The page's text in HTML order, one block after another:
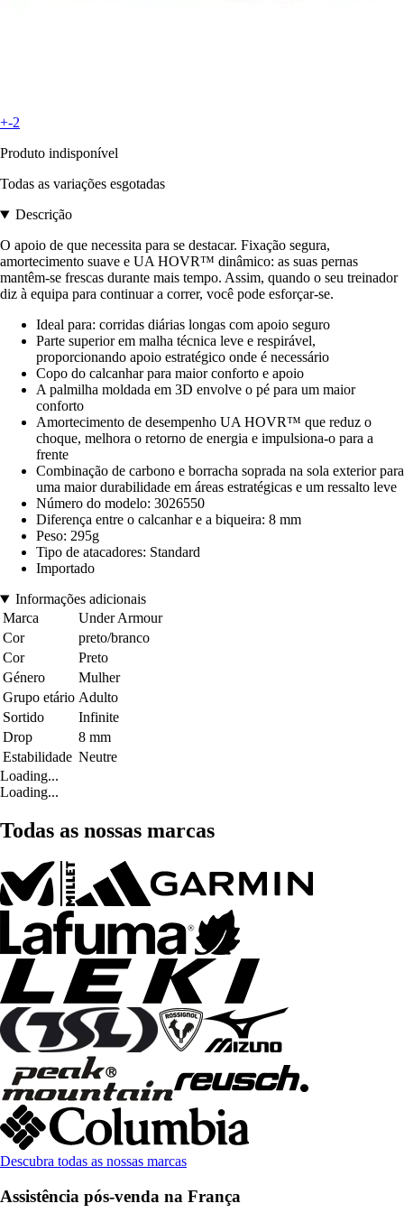
+-2
Produto indisponível
Todas as variações esgotadas
Descrição
O apoio de que necessita para se destacar. Fixação segura,
amortecimento suave e UA HOVR™ dinâmico: as suas pernas
mantêm-se frescas durante mais tempo. Assim, quando o seu treinador
diz à equipa para continuar a correr, você pode esforçar-se.
Ideal para: corridas diárias longas com apoio seguro
Parte superior em malha técnica leve e respirável,
proporcionando apoio estratégico onde é necessário
Copo do calcanhar para maior conforto e apoio
A palmilha moldada em 3D envolve o pé para um maior
conforto
Amortecimento de desempenho UA HOVR™ que reduz o
choque, melhora o retorno de energia e impulsiona-o para a
frente
Combinação de carbono e borracha soprada na sola exterior para
uma maior durabilidade em áreas estratégicas e um ressalto leve
Número do modelo: 3026550
Diferença entre o calcanhar e a biqueira: 8 mm
Peso: 295g
Tipo de atacadores: Standard
Importado
Informações adicionais
Marca
Under Armour
Cor
preto/branco
Cor
Preto
Género
Mulher
Grupo etário Adulto
Sortido
Infinite
Drop
8 mm
Estabilidade Neutre
Loading...
Loading...
Todas as nossas marcas
Descubra todas as nossas marcas
Assistência pós-venda na França